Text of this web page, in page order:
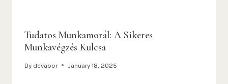
Tudatos Munkamorál: A Sikeres
Munkavégzés Kulcsa
By devabor January 18, 2025